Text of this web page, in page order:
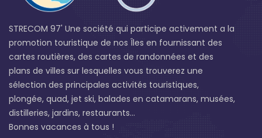
STRECOM 97' Une société qui participe activement a la
promotion touristique de nos Îles en fournissant des
cartes routières, des cartes de randonnées et des
plans de villes sur lesquelles vous trouverez une
sélection des principales activités touristiques,
plongée, quad, jet ski, balades en catamarans, musées,
distilleries, jardins, restaurants...
Bonnes vacances à tous !